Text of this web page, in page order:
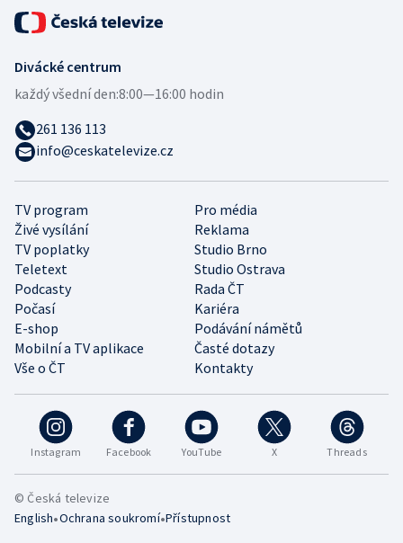
Instagram Facebook YouTube X Threads
TV program
Pro média
Živé vysílání
Reklama
TV poplatky
Studio Brno
Teletext
Studio Ostrava
Podcasty
Rada ČT
Počasí
Kariéra
E-shop
Podávání námětů
Mobilní a TV aplikace
Časté dotazy
Vše o ČT
Kontakty
Divácké centrum
každý všední den:8:00—16:00 hodin
261 136 113
info@ceskatelevize.cz
© Česká televize
English•Ochrana soukromí•Přístupnost